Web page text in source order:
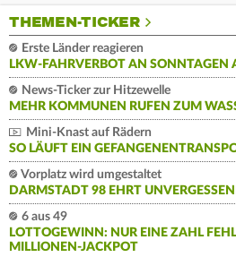
THEMEN-TICKER
Erste Länder reagieren
LKW-FAHRVERBOT AN SONNTAGEN
News-Ticker zur Hitzewelle
MEHR KOMMUNEN RUFEN ZUM
Mini-Knast auf Rädern
SO LÄUFT EIN
Vorplatz wird umgestaltet
DARMSTADT 98 EHRT
6 aus 49
LOTTOGEWINN: NUR EINE ZAHL
MILLIONEN-JACKPOT